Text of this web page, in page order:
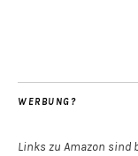
WERBUNG?
Links zu Amazon sind